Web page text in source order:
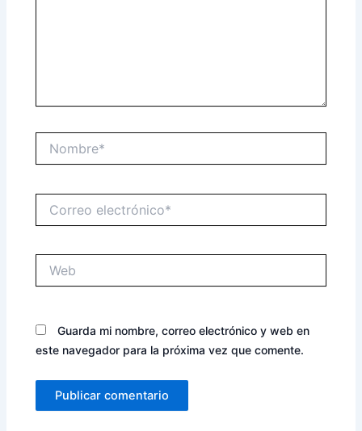
electrónico*
Guarda mi nombre, correo electrónico y web en
este navegador para la próxima vez que comente.